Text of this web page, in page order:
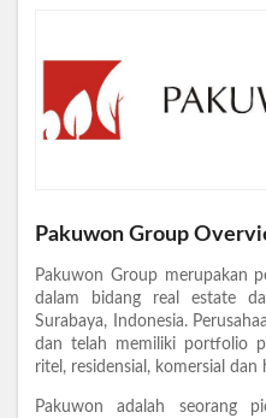
Pakuwon Group
Pakuwon Group merupakan
dalam bidang real estate
Surabaya, Indonesia.
dan telah memiliki portfolio
ritel, residensial, komersial dan
Pakuwon adalah seorang